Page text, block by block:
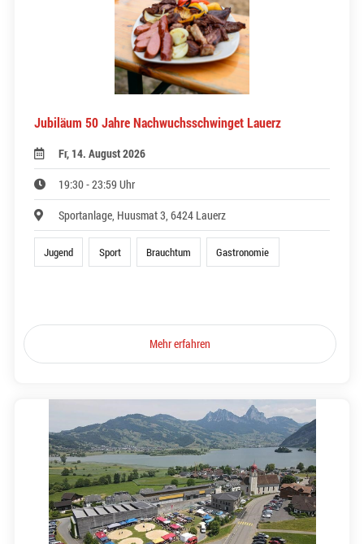
Jubiläum 50 Jahre Nachwuchsschwinget Lauerz
Fr, 14. August 2026
19:30 - 23:59 Uhr
Sportanlage, Huusmat 3, 6424 Lauerz
Jugend Sport Brauchtum Gastronomie
Mehr erfahren